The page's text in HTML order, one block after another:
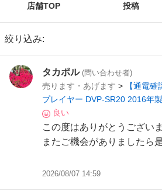
店舗TOP 投稿
絞り込み:
タカポル (問い合わせ者)
売ります・あげます >
【通電
プレイヤー DVP-SR20 2016年製
良い
この度はありがとうござい
またご機会がありましたら
2026/08/07 14:59